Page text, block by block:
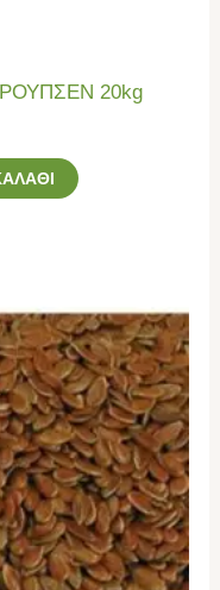
ΡΟΥΠΣΕΝ 20kg